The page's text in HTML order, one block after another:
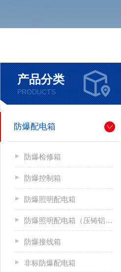
产品分类
PRODUCTS
防爆配电箱
防爆检修箱
防爆控制箱
防爆照明配电箱
防爆照明配电箱（压铸铝合金）
防爆接线箱
非标防爆配电箱